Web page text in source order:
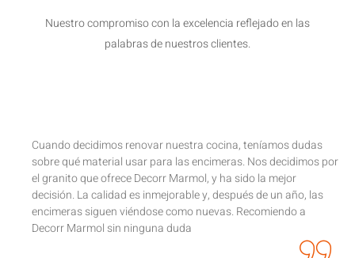
Nuestro compromiso con la excelencia reflejado en las
palabras de nuestros clientes.
Cuando decidimos renovar nuestra cocina, teníamos dudas
sobre qué material usar para las encimeras. Nos decidimos por
el granito que ofrece Decorr Marmol, y ha sido la mejor
decisión. La calidad es inmejorable y, después de un año, las
encimeras siguen viéndose como nuevas. Recomiendo a
Decorr Marmol sin ninguna duda